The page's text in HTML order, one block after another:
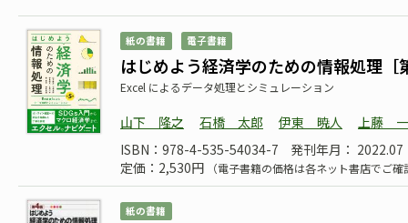
紙の書籍 電子書籍
はじめよう経済学のための情報処理［
Excel によるデータ処理とシミュレーション
山下 隆之 石橋 太郎 伊東 暁人
上藤
ISBN：978-4-535-54034-7
発刊年月： 2022.07
定価：2,530円
（電子書籍の価格は各ネット書店でご
紙の書籍